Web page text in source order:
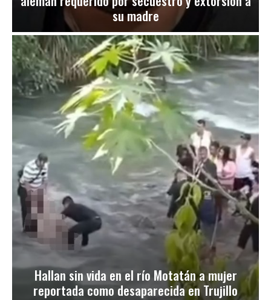
su madre
Hallan sin vida en el río Motatán a mujer
reportada como desaparecida en Trujillo